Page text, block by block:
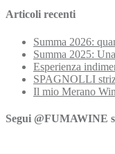
Articoli recenti
Summa 2026:
Summa 2025:
Esperienza
SPAGNOLLI
Il mio Merano
Segui @FUMAWINE